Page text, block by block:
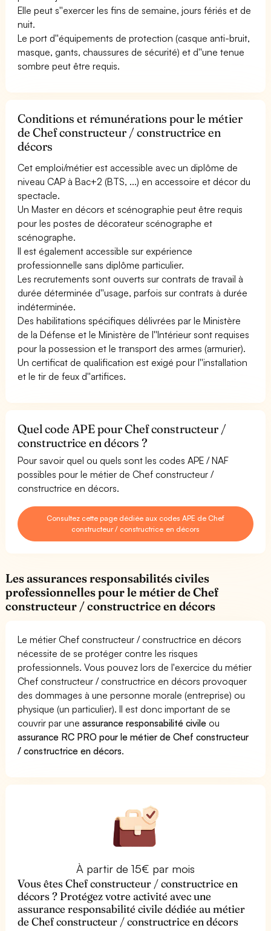
Elle peut s''exercer les fins de semaine, jours fériés et de
nuit.
Le port d''équipements de protection (casque anti-bruit,
masque, gants, chaussures de sécurité) et d''une tenue
sombre peut être requis.
Conditions et rémunérations pour le métier
de Chef constructeur / constructrice en
décors
Cet emploi/métier est accessible avec un diplôme de
niveau CAP à Bac+2 (BTS, ...) en accessoire et décor du
spectacle.
Un Master en décors et scénographie peut être requis
pour les postes de décorateur scénographe et
scénographe.
Il est également accessible sur expérience
professionnelle sans diplôme particulier.
Les recrutements sont ouverts sur contrats de travail à
durée déterminée d''usage, parfois sur contrats à durée
indéterminée.
Des habilitations spécifiques délivrées par le Ministère
de la Défense et le Ministère de l''Intérieur sont requises
pour la possession et le transport des armes (armurier).
Un certificat de qualification est exigé pour l''installation
et le tir de feux d''artifices.
Quel code APE pour Chef constructeur /
constructrice en décors ?
Pour savoir quel ou quels sont les codes APE / NAF
possibles pour le métier de Chef constructeur /
constructrice en décors.
Consultez cette page dédiée aux codes APE de Chef
constructeur / constructrice en décors
Les assurances responsabilités civiles
professionnelles pour le métier de Chef
constructeur / constructrice en décors
Le métier Chef constructeur / constructrice en décors
nécessite de se protéger contre les risques
professionnels. Vous pouvez lors de l'exercice du métier
Chef constructeur / constructrice en décors provoquer
des dommages à une personne morale (entreprise) ou
physique (un particulier). Il est donc important de se
couvrir par uneassurance responsabilité civile ou
assurance RC PRO pour le métier de Chef constructeur
/ constructrice en décors.
À partir de 15€ par mois
Vous êtes Chef constructeur / constructrice en
décors ? Protégez votre activité avec une
assurance responsabilité civile dédiée au métier
de Chef constructeur / constructrice en décors